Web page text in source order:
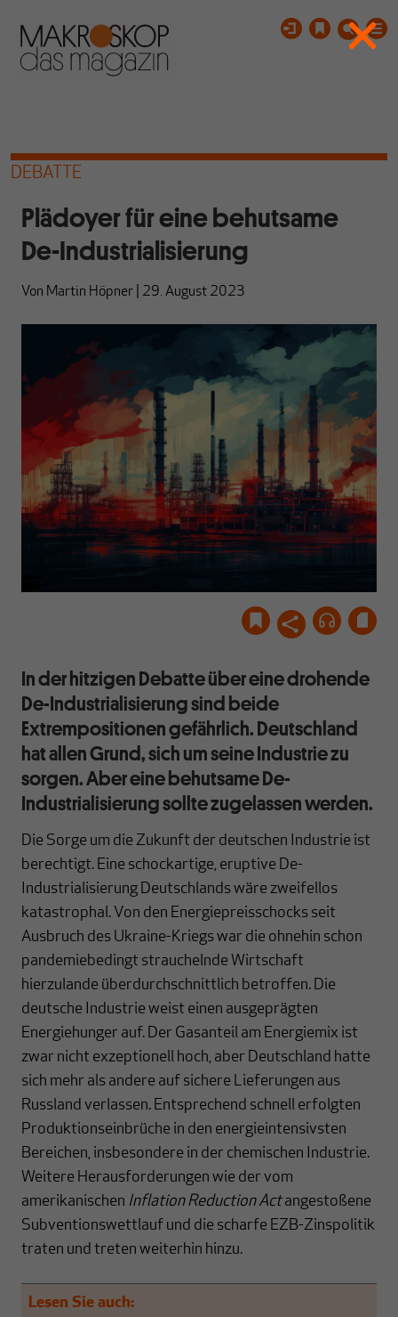
DEBATTE
Plädoyer für eine behutsame
De-Industrialisierung
Von Martin Höpner 29. August 2023
In der hitzigen Debatte über eine drohende
De-Industrialisierung sind beide
Extrempositionen gefährlich. Deutschland
hat allen Grund, sich um seine Industrie zu
sorgen. Aber eine behutsame De-
Industrialisierung sollte zugelassen werden.
Die Sorge um die Zukunft der deutschen Industrie ist
berechtigt. Eine schockartige, eruptive De-
Industrialisierung Deutschlands wäre zweifellos
katastrophal. Von den Energiepreisschocks seit
Ausbruch des Ukraine-Kriegs war die ohnehin schon
pandemiebedingt strauchelnde Wirtschaft
hierzulande überdurchschnittlich betroffen. Die
deutsche Industrie weist einen ausgeprägten
Energiehunger auf. Der Gasanteil am Energiemix ist
zwar nicht exzeptionell hoch, aber Deutschland hatte
sich mehr als andere auf sichere Lieferungen aus
Russland verlassen. Entsprechend schnell erfolgten
Produktionseinbrüche in den energieintensivsten
Bereichen, insbesondere in der chemischen Industrie.
Weitere Herausforderungen wie der vom
amerikanischen Inflation Reduction Actangestoßene
Subventionswettlauf und die scharfe EZB-Zinspolitik
traten und treten weiterhin hinzu.
Lesen Sie auch: